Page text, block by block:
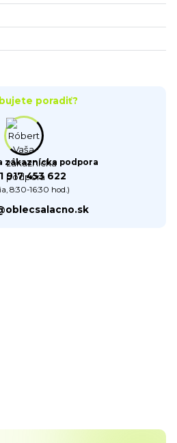
poradiť?
zákaznícka podpora
917 453 622
8:30-16:30 hod.)